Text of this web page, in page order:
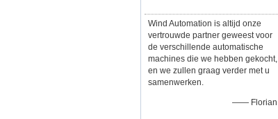
Wind Automation is altijd onze
vertrouwde partner geweest voor
de verschillende automatische
machines die we hebben gekocht,
en we zullen graag verder met u
samenwerken.
—— Florian